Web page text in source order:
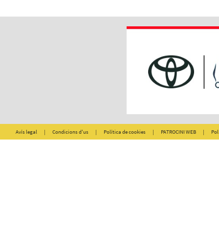
Avís legal | Condicions d'us | Política de cookies | PATROCINI WEB |